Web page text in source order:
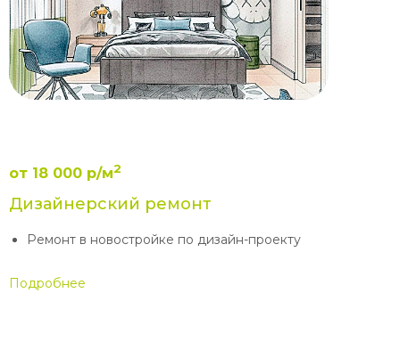
от 18 000 р/м2
Дизайнерский ремонт
Ремонт в новостройке по дизайн-проекту
Подробнее
разработка технического
дизайн-проекта в подарок